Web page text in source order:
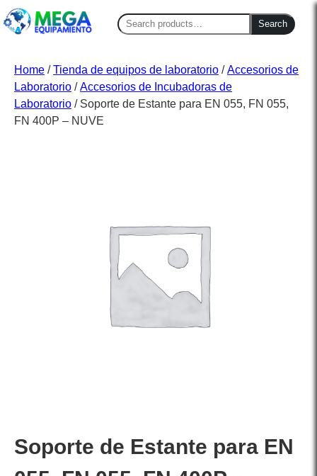
Search
for:
Search
Home /Tienda de equipos de laboratorio /Accesorios de
Laboratorio /Accesorios de Incubadoras de
Laboratorio / Soporte de Estante para EN 055, FN 055,
FN 400P – NUVE
Soporte de Estante para EN